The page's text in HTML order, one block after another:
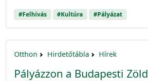
#Felhívás #Kultúra #Pályázat
Otthon Hirdetőtábla Hírek
Pályázzon a Budapesti Zöld